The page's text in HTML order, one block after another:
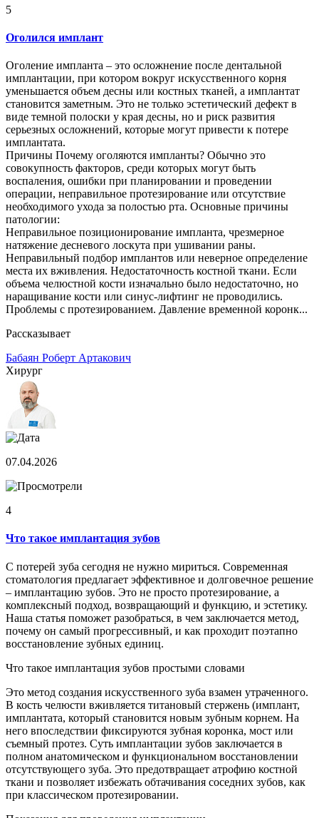
5
Оголился имплант
Оголение импланта – это осложнение после дентальной
имплантации, при котором вокруг искусственного корня
уменьшается объем десны или костных тканей, а имплантат
становится заметным. Это не только эстетический дефект в
виде темной полоски у края десны, но и риск развития
серьезных осложнений, которые могут привести к потере
имплантата.
Причины Почему оголяются импланты? Обычно это
совокупность факторов, среди которых могут быть
воспаления, ошибки при планировании и проведении
операции, неправильное протезирование или отсутствие
необходимого ухода за полостью рта. Основные причины
патологии:
Неправильное позиционирование импланта, чрезмерное
натяжение десневого лоскута при ушивании раны.
Неправильный подбор имплантов или неверное определение
места их вживления. Недостаточность костной ткани. Если
объема челюстной кости изначально было недостаточно, но
наращивание кости или синус-лифтинг не проводились.
Проблемы с протезированием. Давление временной коронк...
Рассказывает
Бабаян Роберт Артакович
Хирург
07.04.2026
4
Что такое имплантация зубов
С потерей зуба сегодня не нужно мириться. Современная
стоматология предлагает эффективное и долговечное решение
– имплантацию зубов. Это не просто протезирование, а
комплексный подход, возвращающий и функцию, и эстетику.
Наша статья поможет разобраться, в чем заключается метод,
почему он самый прогрессивный, и как проходит поэтапно
восстановление зубных единиц.
Что такое имплантация зубов простыми словами
Это метод создания искусственного зуба взамен утраченного.
В кость челюсти вживляется титановый стержень (имплант,
имплантата, который становится новым зубным корнем. На
него впоследствии фиксируются зубная коронка, мост или
съемный протез. Суть имплантации зубов заключается в
полном анатомическом и функциональном восстановлении
отсутствующего зуба. Это предотвращает атрофию костной
ткани и позволяет избежать обтачивания соседних зубов, как
при классическом протезировании.